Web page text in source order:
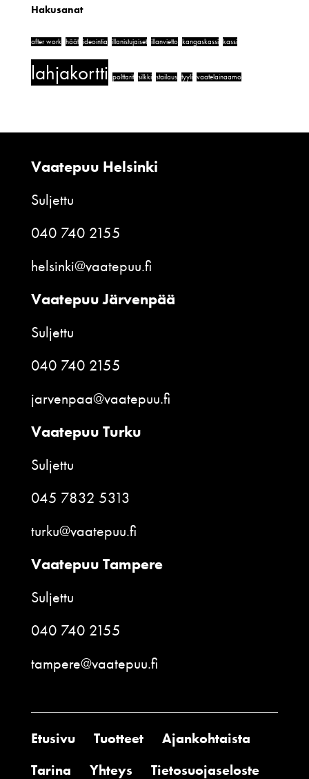
Hakusanat
after work häät ideointia illanistujaiset illanvietto kangaskassi kassi
lahjakortti polttarit silkki stailaus tyyli vaatelainaamo
Vaatepuu Helsinki
Suljettu
040 740 2155
helsinki@vaatepuu.fi
Vaatepuu Järvenpää
Suljettu
040 740 2155
jarvenpaa@vaatepuu.fi
Vaatepuu Turku
Suljettu
045 7832 5313
turku@vaatepuu.fi
Vaatepuu Tampere
Suljettu
040 740 2155
tampere@vaatepuu.fi
Etusivu Tuotteet
Ajankohtaista
Tarina
Yhteys Tietosuojaseloste